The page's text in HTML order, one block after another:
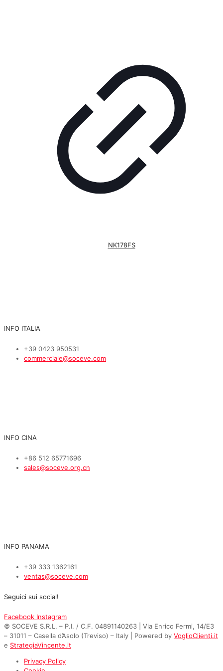
NK178FS
INFO ITALIA
+39 0423 950531
commerciale@soceve.com
INFO CINA
+86 512 65771696
sales@soceve.org.cn
INFO PANAMA
+39 333 1362161
ventas@soceve.com
Seguici sui social!
Facebook Instagram
© SOCEVE S.R.L. – P.I. / C.F. 04891140263 | Via Enrico Fermi, 14/E3
– 31011 – Casella d’Asolo (Treviso) – Italy | Powered by VoglioClienti.it
e StrategiaVincente.it
Privacy Policy